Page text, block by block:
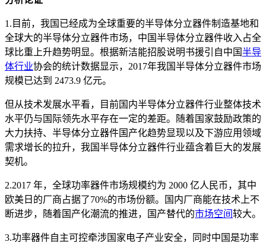
1.目前，我国已经成为全球重要的半导体分立器件制造基地和
全球大的半导体分立器件市场，中国半导体分立器件收入占全
球比重上升趋势明显。根据新洁能招股说明书援引自中国半导
体行业协会的统计数据显示，2017年我国半导体分立器件市场
规模已达到 2473.9 亿元。
但从技术发展水平看，目前国内半导体分立器件行业整体技术
水平仍与国际领先水平存在一定的差距。随着国家鼓励政策的
大力扶持、半导体分立器件国产化趋势显现以及下游应用领域
需求增长的拉升，我国半导体分立器件行业蕴含着巨大的发展
契机。
2.2017 年，全球功率器件市场规模约为 2000 亿人民币，其中
欧美日的厂商占据了70%的市场份额。国内厂商能在技术上不
断进步，随着国产化潮流的推进，国产替代的市场空间较大。
3.功率器件自主可控牵涉国家电子产业安全，同时中国是功率